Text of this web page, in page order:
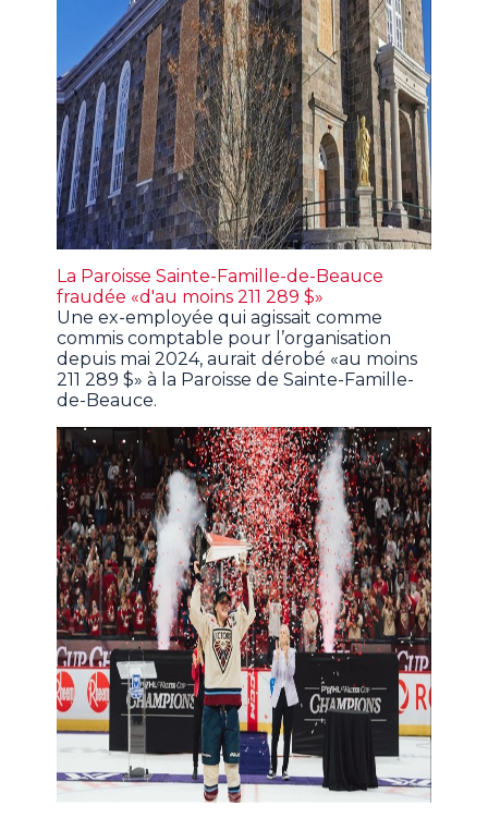
La Paroisse Sainte-Famille-de-Beauce
fraudée «d'au moins 211 289 $»
Une ex-employée qui agissait comme
commis comptable pour l’organisation
depuis mai 2024, aurait dérobé «au moins
211 289 $» à la Paroisse de Sainte-Famille-
de-Beauce.